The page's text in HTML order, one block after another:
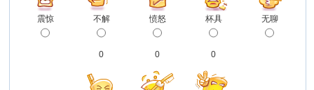
震惊 不解 愤怒 杯具 无聊
0 0 0